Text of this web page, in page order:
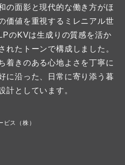
の面影と現代的な働き方がほ
価値を重視するミレニアル世
のKVは生成りの質感を活か
れたトーンで構成しました。
着きのある心地よさを丁寧に
に沿った、日常に寄り添う暮
計としています。
ス（株）